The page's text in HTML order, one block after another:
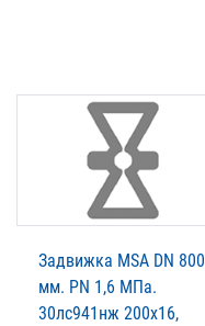
Задвижка MSA DN 800
мм. PN 1,6 МПа.
30лс941нж 200х16,